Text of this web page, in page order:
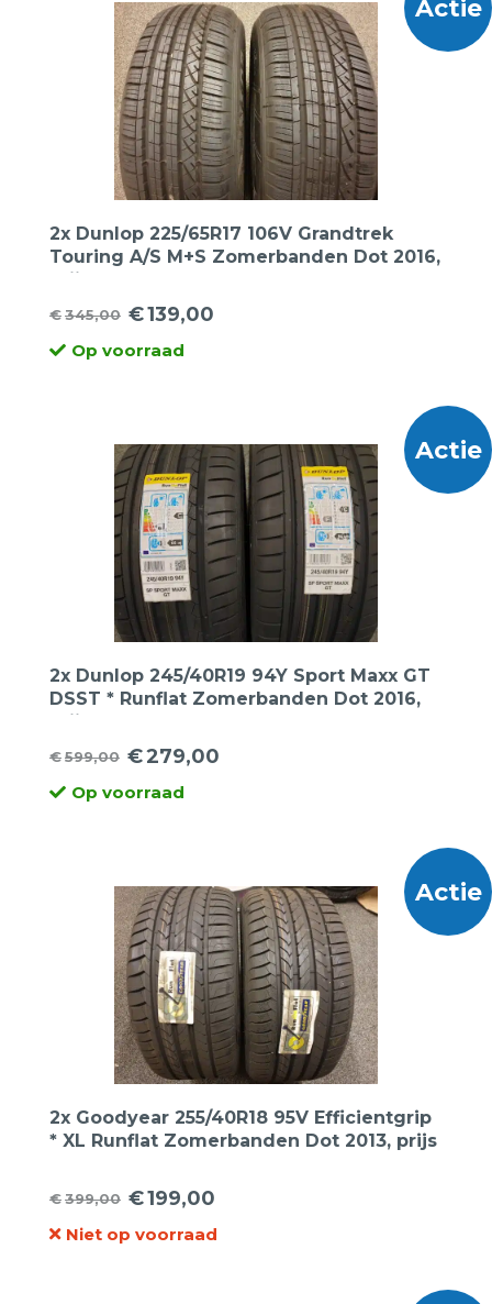
Actie
2x Dunlop 225/65R17 106V Grandtrek
Touring A/S M+S Zomerbanden Dot 2016,
prijs voor 2 banden.
€345,00
Oorspronkelijke
prijs
€139,00
Huidige
prijsOp voorraad
Actie
2x Dunlop 245/40R19 94Y Sport Maxx GT
DSST * Runflat Zomerbanden Dot 2016,
prijs voor 2 banden.
€599,00
Oorspronkelijke
prijs
€279,00
Huidige
prijsOp voorraad
Actie
2x Goodyear 255/40R18 95V Efficientgrip
* XL Runflat Zomerbanden Dot 2013, prijs
€399,00
Oorspronkelijke
prijs
€199,00
Huidige
prijs
Niet op voorraad